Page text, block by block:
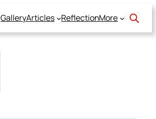
GalleryArticles ReflectionMore